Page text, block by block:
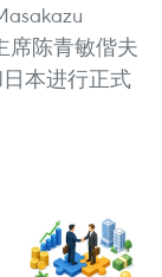
席陈青敏偕夫
日本进行正式